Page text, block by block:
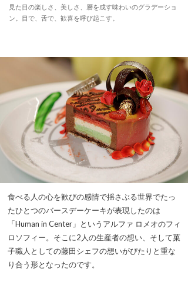
見た目の楽しさ、美しさ、層を成す味わいのグラデーショ
ン。目で、舌で、歓喜を呼び起こす。
食べる人の心を歓びの感情で揺さぶる世界でたっ
たひとつのバースデーケーキが表現したのは
「Human in Center」というアルファ ロメオのフィ
ロソフィー。そこに2人の生産者の想い、そして菓
子職人としての藤田シェフの想いがぴたりと重な
り合う形となったのです。